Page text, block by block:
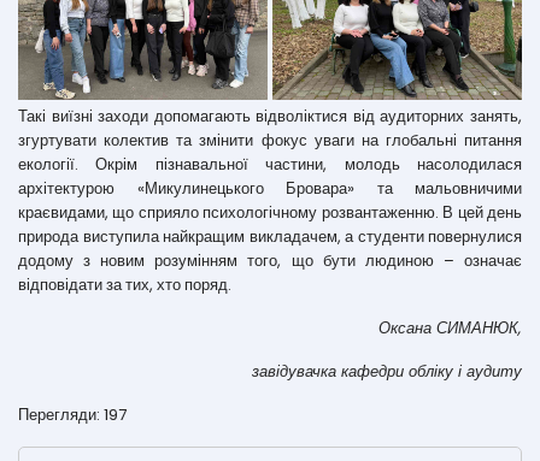
Такі виїзні заходи допомагають відволіктися від аудиторних занять,
згуртувати колектив та змінити фокус уваги на глобальні питання
екології. Окрім пізнавальної частини, молодь насолодилася
архітектурою «Микулинецького Бровара» та мальовничими
краєвидами, що сприяло психологічному розвантаженню. В цей день
природа виступила найкращим викладачем, а студенти повернулися
додому з новим розумінням того, що бути людиною – означає
відповідати за тих, хто поряд.
Оксана СИМАНЮК,
завідувачка кафедри обліку і аудиту
Перегляди: 197